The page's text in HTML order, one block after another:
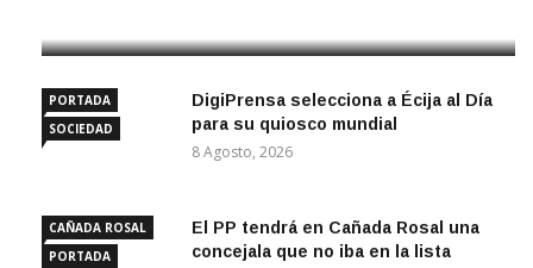
PORTADA
SOCIEDAD
DigiPrensa selecciona a Écija al Día
para su quiosco mundial
8 Agosto, 2026
CAÑADA ROSAL
PORTADA
El PP tendrá en Cañada Rosal una
concejala que no iba en la lista